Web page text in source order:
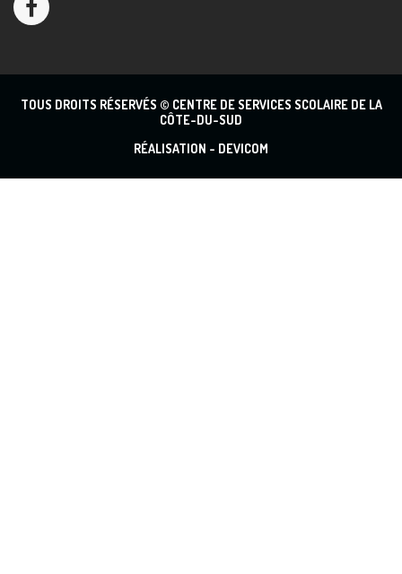
TOUS DROITS RÉSERVÉS © CENTRE DE SERVICES SCOLAIRE DE LA
CÔTE-DU-SUD
RÉALISATION - DEVICOM